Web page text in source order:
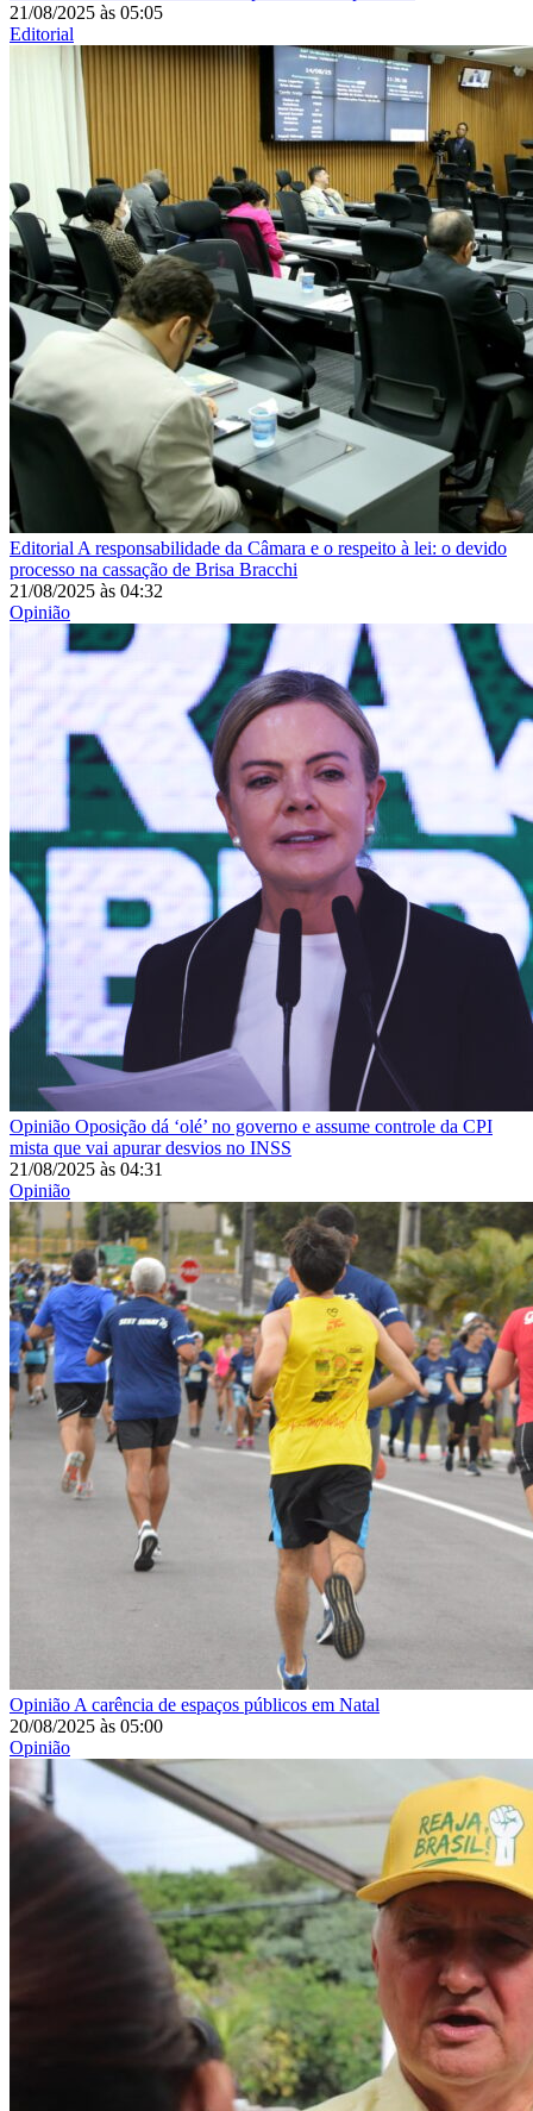
21/08/2025 às 05:05
Editorial
Editorial A responsabilidade da Câmara e o respeito à lei: o devido
processo na cassação de Brisa Bracchi
21/08/2025 às 04:32
Opinião
Opinião Oposição dá ‘olé’ no governo e assume controle da CPI
mista que vai apurar desvios no INSS
21/08/2025 às 04:31
Opinião
Opinião A carência de espaços públicos em Natal
20/08/2025 às 05:00
Opinião